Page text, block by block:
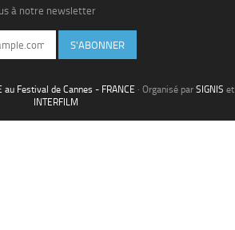
à notre newsletter
S'ABONNER
au Festival de Cannes - FRANCE · Organisé par SIGNIS et
INTERFILM